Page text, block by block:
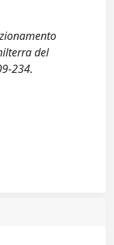
del
234.